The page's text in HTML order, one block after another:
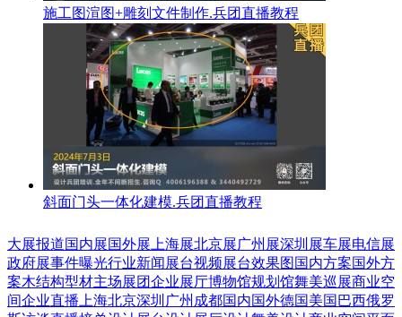
施工图渲图+雕刻文件制作.兵团直播教程
斜面门头一体化建模.兵团直播教程
大展报道国内展国外展 上海展北京展广州展深圳展车展电信展
政府展事件曝光行业新闻 展台视频展台效果图 国内方案国外方
案木结构型材主场展团企业展厅博物馆规划馆舞美巡展商业空
间企业直播 上海北京深圳 广州 成都国内国外德国美国 巴西俄罗